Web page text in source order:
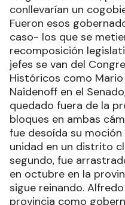
conllevarían un
Fueron esos
caso- los que se
recomposición
jefes se van del
Históricos como
Naidenoff en el
quedado fuera de la
bloques en ambas
fue desoída su
unidad en un distrito
segundo, fue
en octubre en la
sigue reinando.
provincia como